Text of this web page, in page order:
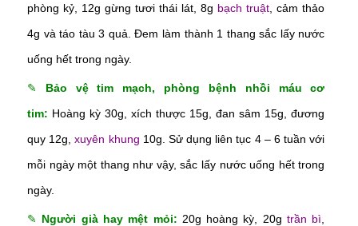
phòng kỷ, 12g gừng tươi thái lát, 8g bạch truật , cảm thảo
4g và táo tàu 3 quả. Đem làm thành 1 thang sắc lấy nước
uống hết trong ngày.
✎ Bảo vệ tim mạch, phòng bệnh nhồi máu cơ
tim: Hoàng kỳ 30g, xích thược 15g, đan sâm 15g, đương
quy 12g,xuyên khung 10g. Sử dụng liên tục 4 – 6 tuần với
mỗi ngày một thang như vậy, sắc lấy nước uống hết trong
ngày.
✎ Người già hay mệt mỏi: 20g hoàng kỳ, 20gtrần bì